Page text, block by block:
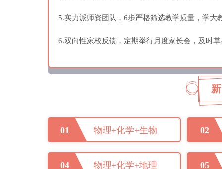
5.实力派师资团队，6步严格筛选教学质量，学
6.双向性家校反馈，定期举行月度家长会，及时
01 物理+化学+生物 02
04 物理+化学+地理 05